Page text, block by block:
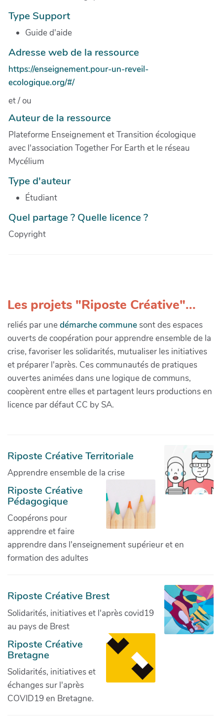
Type Support
Guide d'aide
Adresse web de la ressource
https://enseignement.pour-un-reveil-
ecologique.org/#/
et / ou
Auteur de la ressource
Plateforme Enseignement et Transition écologique
avec l'association Together For Earth et le réseau
Mycélium
Type d'auteur
Étudiant
Quel partage ? Quelle licence ?
Copyright